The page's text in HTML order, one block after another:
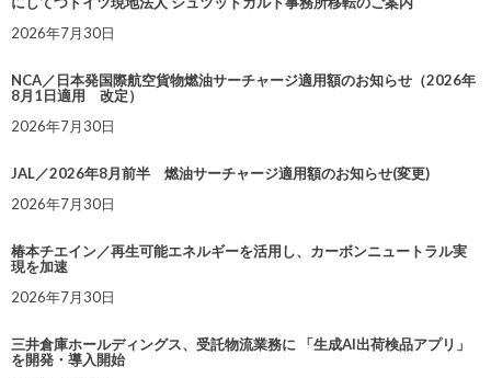
2026年7月30日
NCA／日本発国際航空貨物燃油サーチャージ適用額のお知らせ（2026年
8月1日適用 改定）
2026年7月30日
JAL／2026年8月前半 燃油サーチャージ適用額のお知らせ(変更)
2026年7月30日
椿本チエイン／再生可能エネルギーを活用し、カーボンニュートラル実
現を加速
2026年7月30日
三井倉庫ホールディングス、受託物流業務に 「生成AI出荷検品アプリ」
を開発・導入開始